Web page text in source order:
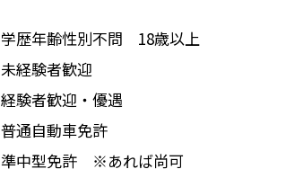
学歴年齢性別不問 18歳以上
未経験者歓迎
経験者歓迎・優遇
普通自動車免許
準中型免許 ※あれば尚可